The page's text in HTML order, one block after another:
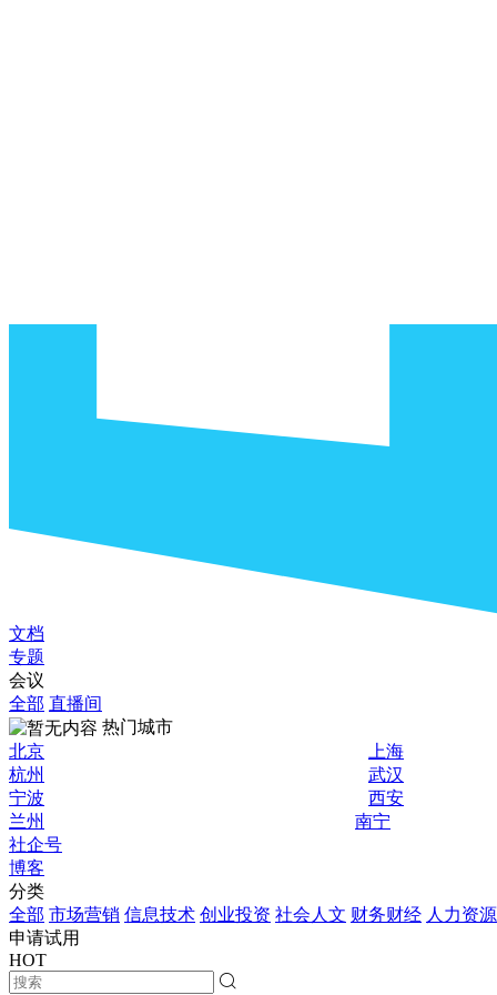
文档
专题
会议
全部 直播间
热门城市
北京
上海
杭州
武汉
宁波
西安
兰州
南宁
社企号
博客
分类
全部 市场营销 信息技术 创业投资 社会人文 财务财经 人力资源
申请试用
HOT